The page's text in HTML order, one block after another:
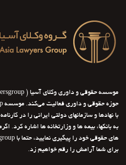
با نهادها و سازمانهای دولتی ایرانی را در
به بانکها، بیمه ها و وزارتخانه ها اشاره کرد.
برای شما آرامش را رقم خواهیم زد.